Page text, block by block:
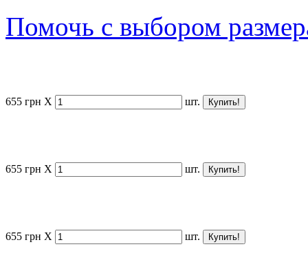
Помочь с выбором
655 грн X шт.
655 грн X шт.
655 грн X шт.